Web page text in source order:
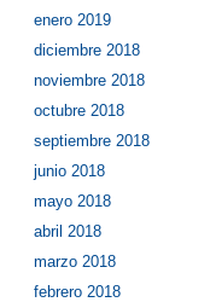
enero 2019
diciembre 2018
noviembre 2018
octubre 2018
septiembre 2018
junio 2018
mayo 2018
abril 2018
marzo 2018
febrero 2018